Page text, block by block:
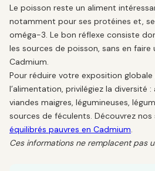
Le poisson reste un aliment
notamment pour ses protéines et,
oméga-3. Le bon réflexe consiste
les sources de poisson, sans en
Cadmium.
Pour réduire votre exposition
l’alimentation, privilégiez la diversité
viandes maigres, légumineuses,
sources de féculents. Découvrez nos
équilibrés pauvres en Cadmium.
Ces informations ne remplacent pas